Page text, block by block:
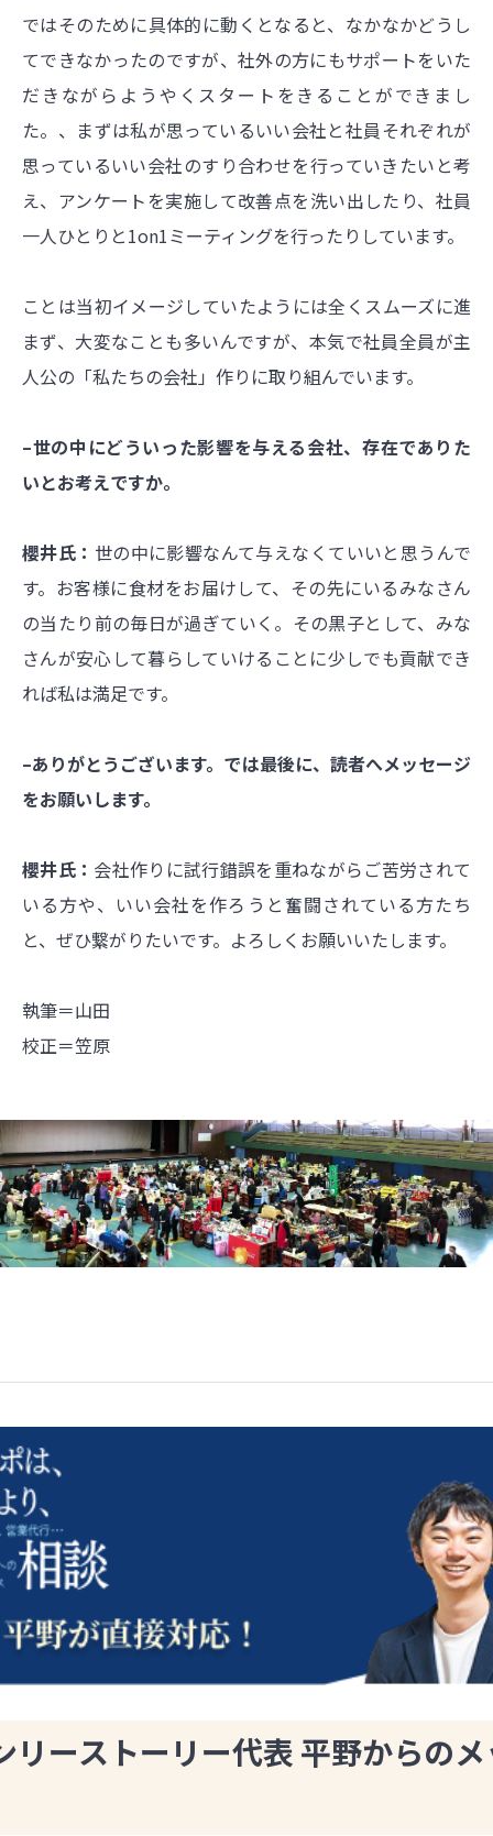
ではそのために具体的に動くとなると、なかなかどうし
てできなかったのですが、社外の方にもサポートをいた
だきながらようやくスタートをきることができまし
た。、まずは私が思っているいい会社と社員それぞれが
思っているいい会社のすり合わせを行っていきたいと考
え、アンケートを実施して改善点を洗い出したり、社員
一人ひとりと1on1ミーティングを行ったりしています。
ことは当初イメージしていたようには全くスムーズに進
まず、大変なことも多いんですが、本気で社員全員が主
人公の「私たちの会社」作りに取り組んでいます。
–世の中にどういった影響を与える会社、存在でありた
いとお考えですか。
櫻井氏： 世の中に影響なんて与えなくていいと思うんで
す。お客様に食材をお届けして、その先にいるみなさん
の当たり前の毎日が過ぎていく。その黒子として、みな
さんが安心して暮らしていけることに少しでも貢献でき
れば私は満足です。
–ありがとうございます。では最後に、読者へメッセージ
をお願いします。
櫻井氏： 会社作りに試行錯誤を重ねながらご苦労されて
いる方や、いい会社を作ろうと奮闘されている方たち
と、ぜひ繋がりたいです。よろしくお願いいたします。
執筆＝山田
校正＝笠原
リーストーリー代表 平野からの